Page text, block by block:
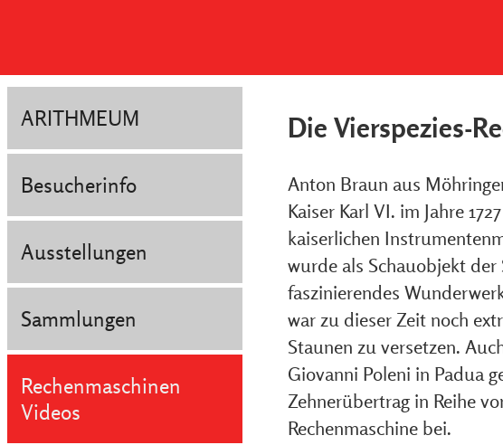
ARITHMEUM
Besucherinfo
Ausstellungen
Sammlungen
Rechenmaschinen
Videos
Die Vierspezies-
Anton Braun aus
Kaiser Karl VI. im Jahre
kaiserlichen
wurde als Schauobjekt
faszinierendes
war zu dieser Zeit noch
Staunen zu versetzen.
Giovanni Poleni in Padua
Zehnerübertrag in Reihe
Rechenmaschine bei.